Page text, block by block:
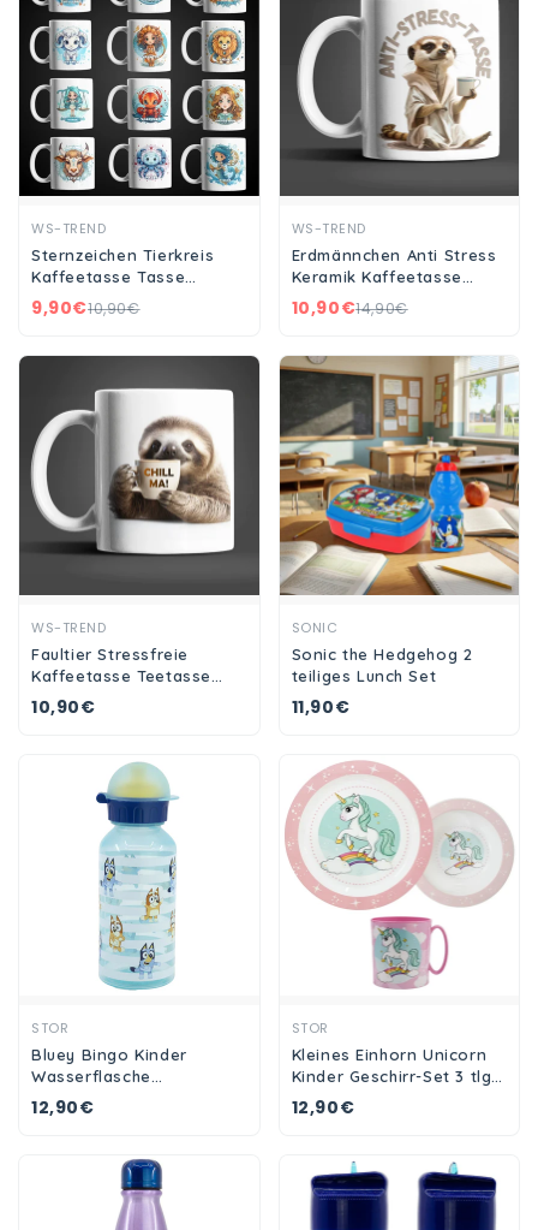
Ansehen
WS-TREND
Sternzeichen Tierkreis
Kaffeetasse Tasse
Geschenkidee Geschenk
330 ml
9,90€10,90€
Ansehen
WS-TREND
Erdmännchen Anti Stress
Keramik Kaffeetasse
Teetasse Tasse
Geschenke
10,90€14,90€
Ansehen
WS-TREND
Faultier Stressfreie
Kaffeetasse Teetasse
Tasse Geschenkidee
Geschenk 330 ml
10,90€
SONIC
Sonic the Hedgehog 2
teiliges Lunch Set
11,90€
STOR
Bluey Bingo Kinder
Wasserflasche
Trinkflasche Flasche 370
ml
12,90€
STOR
Kleines Einhorn Unicorn
Kinder Geschirr-Set 3 tlg
Teller Schüssel Becher
350 ml
12,90€